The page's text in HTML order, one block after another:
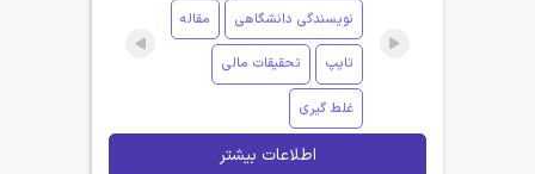
نویسندگی دانشگاهی مقاله
تایپ تحقیقات مالی
غلط گیری
اطلاعات بیشتر